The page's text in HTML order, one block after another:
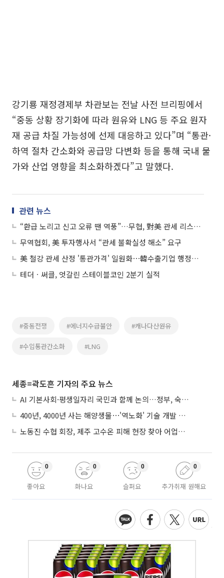
강기룡 재정경제부 차관보는 전날 사전 브리핑에서
“중동 상황 장기화에 따라 원유와 LNG 등 주요 원자
재 공급 차질 가능성에 선제 대응하고 있다”며 “통관·
하역 절차 간소화와 공급망 다변화 등을 통해 국내 물
가와 산업 영향을 최소화하겠다”고 말했다.
관련 뉴스
“환급 노리고 신고 오류 땐 역풍”…무협, 對美 관세 리스크 점검
무역협회, 美 투자행사서 “관세 불확실성 해소” 요구
美 철강 관세 산정 '통관가격' 일원화⋯韓수출기업 행정부담 던다
테더ㆍ써클, 엇갈린 스테이블코인 2분기 실적
#중동전쟁 #에너지수급불안 #캐나다산원유
#수입통관간소화 #LNG
세종=곽도흔 기자의 주요 뉴스
AI 기본사회·평생일자리 국민과 함께 논의…정부, 숙의공론화 착수
400년, 4000년 사는 해양생물⋯'역노화' 기술 개발 추진
노동진 수협 회장, 제주 고수온 피해 현장 찾아 어업인 지원 점검
좋아요
0
화나요
0
슬퍼요
0
추가취재 원해요
0